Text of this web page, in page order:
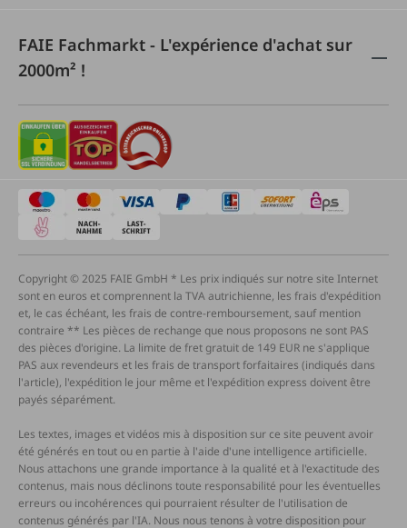
FAIE Fachmarkt - L'expérience d'achat sur
2000m² !
Copyright © 2025 FAIE GmbH * Les prix indiqués sur notre site Internet
sont en euros et comprennent la TVA autrichienne, les frais d'expédition
et, le cas échéant, les frais de contre-remboursement, sauf mention
contraire ** Les pièces de rechange que nous proposons ne sont PAS
des pièces d'origine. La limite de fret gratuit de 149 EUR ne s'applique
PAS aux revendeurs et les frais de transport forfaitaires (indiqués dans
l'article), l'expédition le jour même et l'expédition express doivent être
payés séparément.
Les textes, images et vidéos mis à disposition sur ce site peuvent avoir
été générés en tout ou en partie à l'aide d'une intelligence artificielle.
Nous attachons une grande importance à la qualité et à l'exactitude des
contenus, mais nous déclinons toute responsabilité pour les éventuelles
erreurs ou incohérences qui pourraient résulter de l'utilisation de
contenus générés par l'IA. Nous nous tenons à votre disposition pour